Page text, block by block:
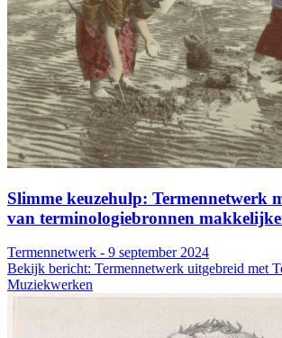
Slimme keuzehulp: Termennetwerk
van terminologiebronnen
Termennetwerk - 9 september 2024
Bekijk bericht: Termennetwerk uitgebreid met
Muziekwerken